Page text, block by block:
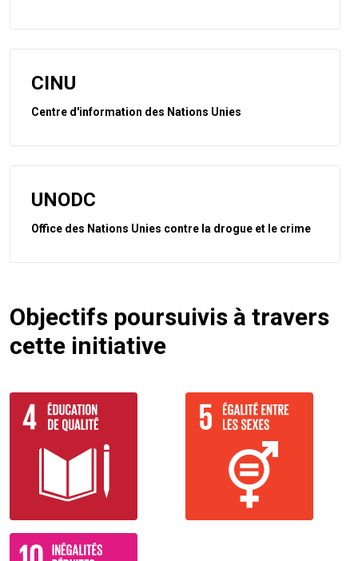
CINU
Centre d'information des Nations Unies
UNODC
Office des Nations Unies contre la drogue et le crime
Objectifs poursuivis à travers
cette initiative